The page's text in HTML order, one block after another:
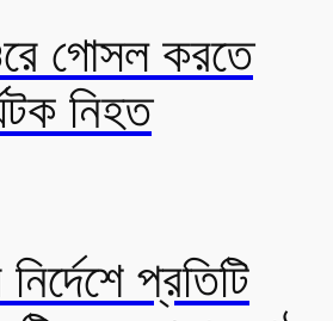
গোসল করতে
নিহত
প্রতিটি